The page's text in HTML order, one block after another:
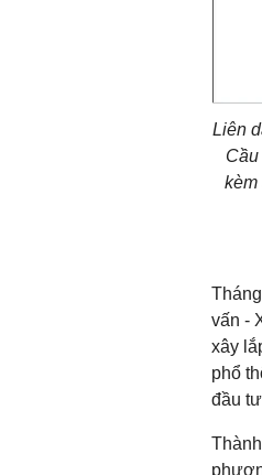
Liên
kèm
vấn -
xây
phổ
đầu